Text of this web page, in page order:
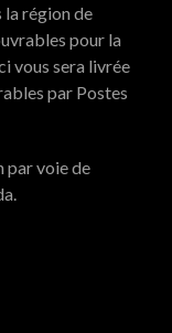
région de
pour la
vous sera livrée
par Postes
par voie de